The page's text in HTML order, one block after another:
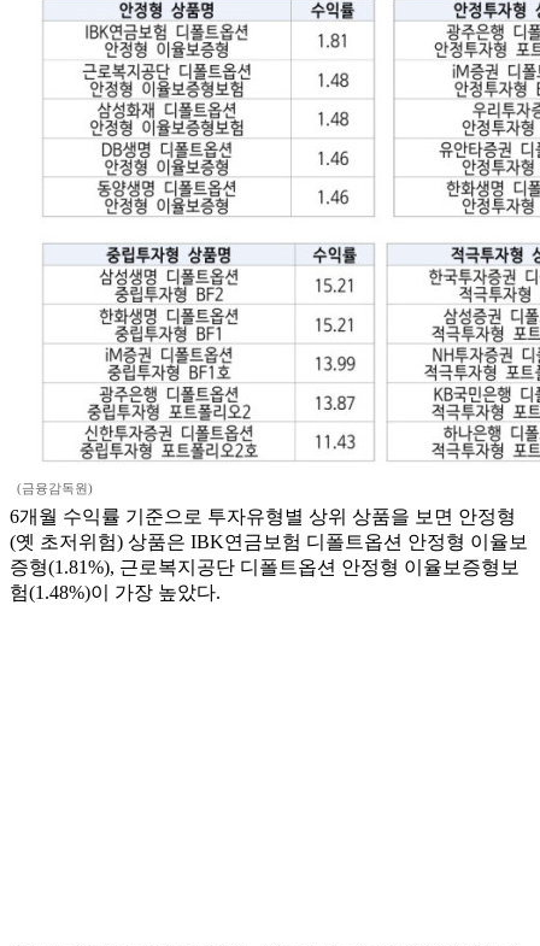
(금융감독원)
6개월 수익률 기준으로 투자유형별 상위 상품을 보면 안정형
(옛 초저위험) 상품은 IBK연금보험 디폴트옵션 안정형 이율보
증형(1.81%), 근로복지공단 디폴트옵션 안정형 이율보증형보
험(1.48%)이 가장 높았다.